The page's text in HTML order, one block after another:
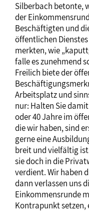
Silberbach betonte,
der
Beschäftigten und
öffentlichen
merkten, wie
falle es zunehmend
Freilich biete der
Arbeitsplatz und
nur: Halten Sie
oder 40 Jahre im
die wir haben, sind
gerne eine
breit und vielfältig
sie doch in die
verdient. Wir haben
dann verlassen uns
Einkommensrunde
Kontrapunkt setzen,